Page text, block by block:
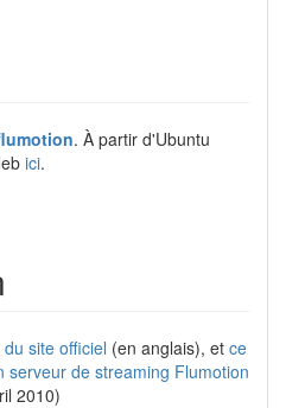
. À partir d'Ubuntu
ici.
site officiel (en anglais), et ce
de streaming Flumotion
2010)